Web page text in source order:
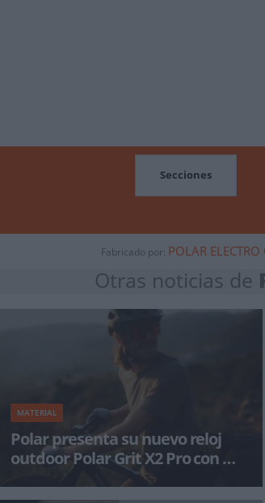
Secciones
Fabricado por: POLAR ELECTRO
Otras noticias de
MATERIAL
Polar presenta su nuevo reloj
outdoor Polar Grit X2 Pro con un
precio que sobrepasa los 700
euros
Polar ha anunciado la nueva generación de su